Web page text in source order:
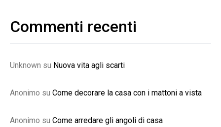
Commenti recenti
Unknown su Nuova vita agli scarti
Anonimo su Come decorare la casa con i mattoni a vista
Anonimo su Come arredare gli angoli di casa